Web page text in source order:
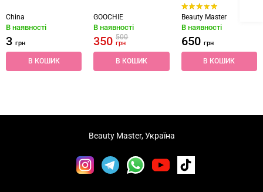
China
В наявності
3 грн
В КОШИК
GOOCHIE
В наявності
350500
грн
В КОШИК
Beauty Master
В наявності
650 грн
В КОШИК
Beauty Master, Україна